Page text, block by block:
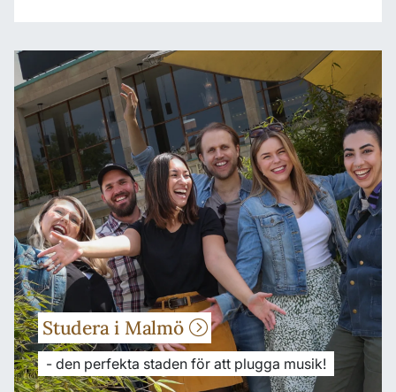
Studera i Malmö
- den perfekta staden för att plugga musik!